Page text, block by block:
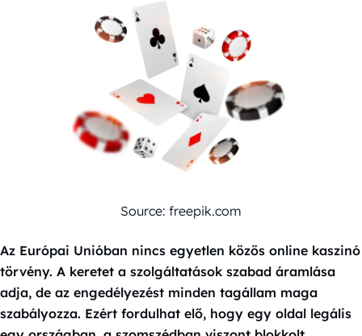
Source: freepik.com
Az Európai Unióban nincs egyetlen közös online kaszinó
törvény. A keretet a szolgáltatások szabad áramlása
adja, de az engedélyezést minden tagállam maga
szabályozza. Ezért fordulhat elő, hogy egy oldal legális